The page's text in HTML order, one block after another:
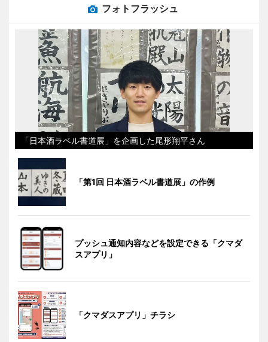
フォトフラッシュ
「日本酒ラベル書道展」を企画した尾形翔平さん
「第1回 日本酒ラベル書道展」の作例
プッシュ通知内容などを設定できる「クマダ
スアプリ」
「クマダスアプリ」チラシ